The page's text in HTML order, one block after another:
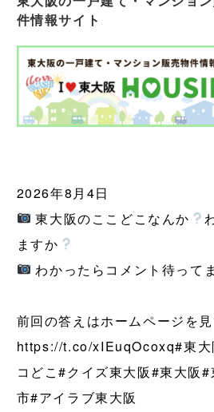
件情報サイト
2026年8月4日
東大阪のここどこなんか
ますか
わかったらコメント待って
前回の答えはホームページを見
https://t.co/xIEuqOcoxq#東大
コどこ#クイズ東大阪#東大阪#
市#アイラブ東大阪